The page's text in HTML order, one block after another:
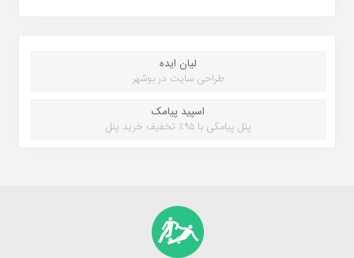
لیان ایده
طراحی سایت در بوشهر
اسپید پیامک
پنل پیامکی با ۹۵٪ تخفیف خرید پنل